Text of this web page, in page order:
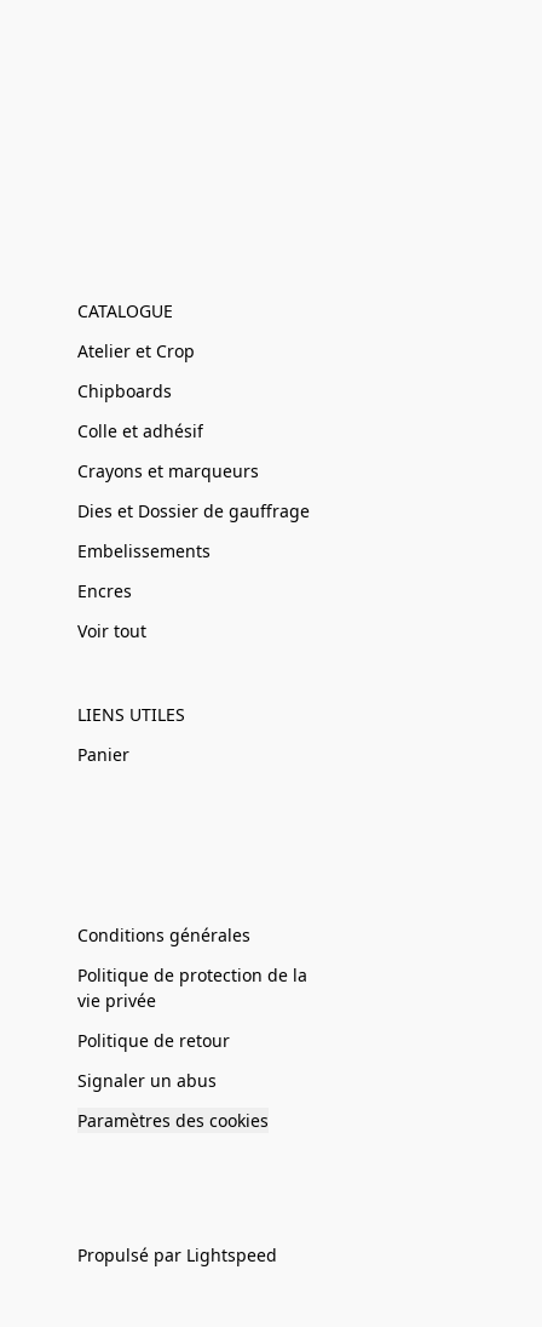
CATALOGUE
Atelier et Crop
Chipboards
Colle et adhésif
Crayons et marqueurs
Dies et Dossier de gauffrage
Embelissements
Encres
Voir tout
LIENS UTILES
Panier
Conditions générales
Politique de protection de la
vie privée
Politique de retour
Signaler un abus
Paramètres des cookies
Propulsé par Lightspeed